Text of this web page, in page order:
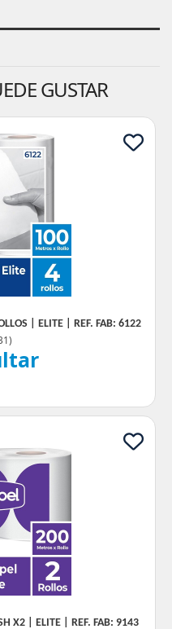
GUSTAR
| ELITE | REF. FAB: 6122
)
X2 | ELITE | REF. FAB: 9143